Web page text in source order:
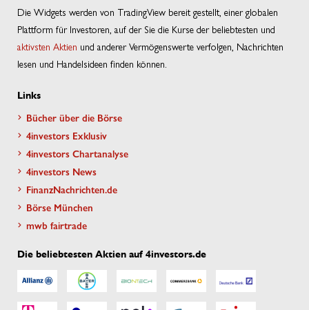
Die Widgets werden von TradingView bereit gestellt, einer globalen
Plattform für Investoren, auf der Sie die Kurse der beliebtesten und
aktivsten Aktien und anderer Vermögenswerte verfolgen, Nachrichten
lesen und Handelsideen finden können.
Links
Bücher über die Börse
4investors Exklusiv
4investors Chartanalyse
4investors News
FinanzNachrichten.de
Börse München
mwb fairtrade
Die beliebtesten Aktien auf 4investors.de